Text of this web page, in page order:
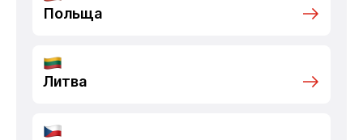
Польща
Литва